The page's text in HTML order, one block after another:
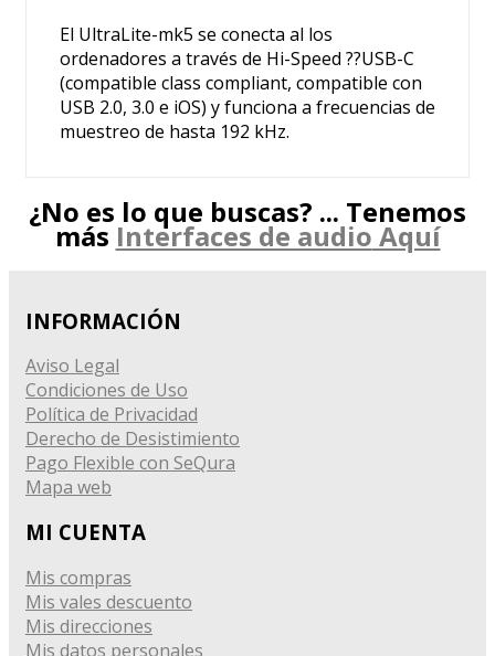
El UltraLite-mk5 se conecta al los
ordenadores a través de Hi-Speed ??USB-C
(compatible class compliant, compatible con
USB 2.0, 3.0 e iOS) y funciona a frecuencias de
muestreo de hasta 192 kHz.
¿No es lo que buscas? ... Tenemos
más Interfaces de audio Aquí
INFORMACIÓN
Aviso Legal
Condiciones de Uso
Política de Privacidad
Derecho de Desistimiento
Pago Flexible con SeQura
Mapa web
MI CUENTA
Mis compras
Mis vales descuento
Mis direcciones
Mis datos personales